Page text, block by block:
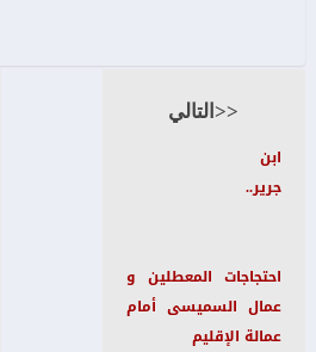
<<التالي
ابن
جرير..
احتجاجات المعطلين و
عمال السميسى أمام
عمالة الإقليم